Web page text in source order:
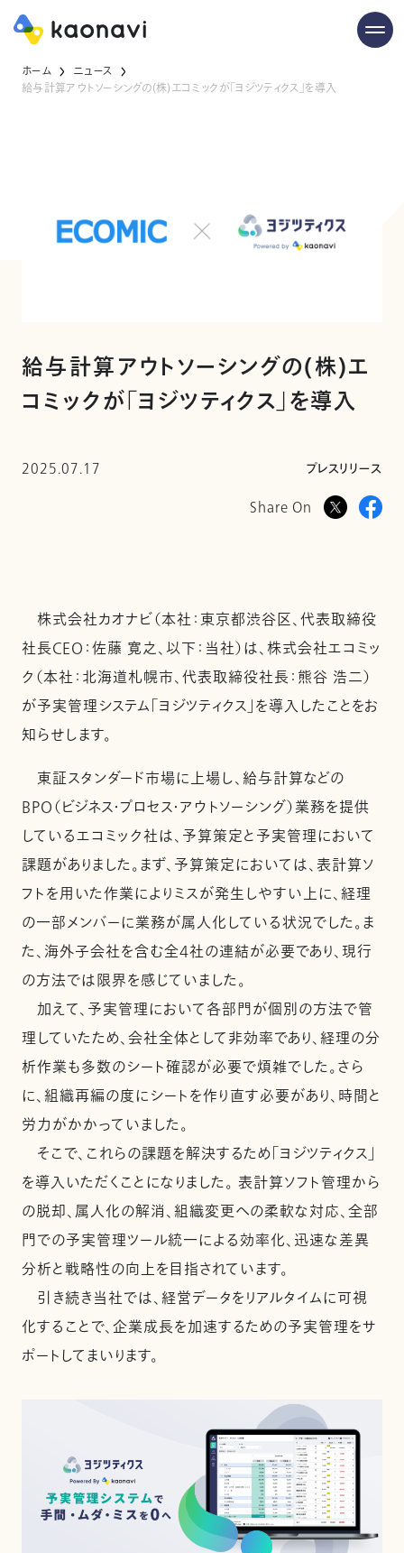
ホーム
ニュース
給与計算アウトソーシングの(株)エコミックが「ヨジツティクス」を導入
給与計算アウトソーシングの(株)エ
コミックが「ヨジツティクス」を導入
2025.07.17 プレスリリース
Share On
株式会社カオナビ（本社：東京都渋谷区、代表取締役
社長CEO：佐藤 寛之、以下：当社）は、株式会社エコミッ
ク（本社：北海道札幌市、代表取締役社長：熊谷 浩二）
が予実管理システム「ヨジツティクス」を導入したことをお
知らせします。
東証スタンダード市場に上場し、給与計算などの
BPO（ビジネス・プロセス・アウトソーシング）業務を提供
しているエコミック社は、予算策定と予実管理において
課題がありました。まず、予算策定においては、表計算ソ
フトを用いた作業によりミスが発生しやすい上に、経理
の一部メンバーに業務が属人化している状況でした。ま
た、海外子会社を含む全4社の連結が必要であり、現行
の方法では限界を感じていました。
加えて、予実管理において各部門が個別の方法で管
理していたため、会社全体として非効率であり、経理の分
析作業も多数のシート確認が必要で煩雑でした。さら
に、組織再編の度にシートを作り直す必要があり、時間と
労力がかかっていました。
そこで、これらの課題を解決するため「ヨジツティクス」
を導入いただくことになりました。 表計算ソフト管理から
の脱却、属人化の解消、組織変更への柔軟な対応、全部
門での予実管理ツール統一による効率化、迅速な差異
分析と戦略性の向上を目指されています。
引き続き当社では、経営データをリアルタイムに可視
化することで、企業成長を加速するための予実管理をサ
ポートしてまいります。